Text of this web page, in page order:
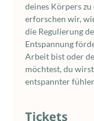
deines Körpers
erforschen wir,
die Regulierung
Entspannung
Arbeit bist oder
möchtest, du
entspannter
Tickets